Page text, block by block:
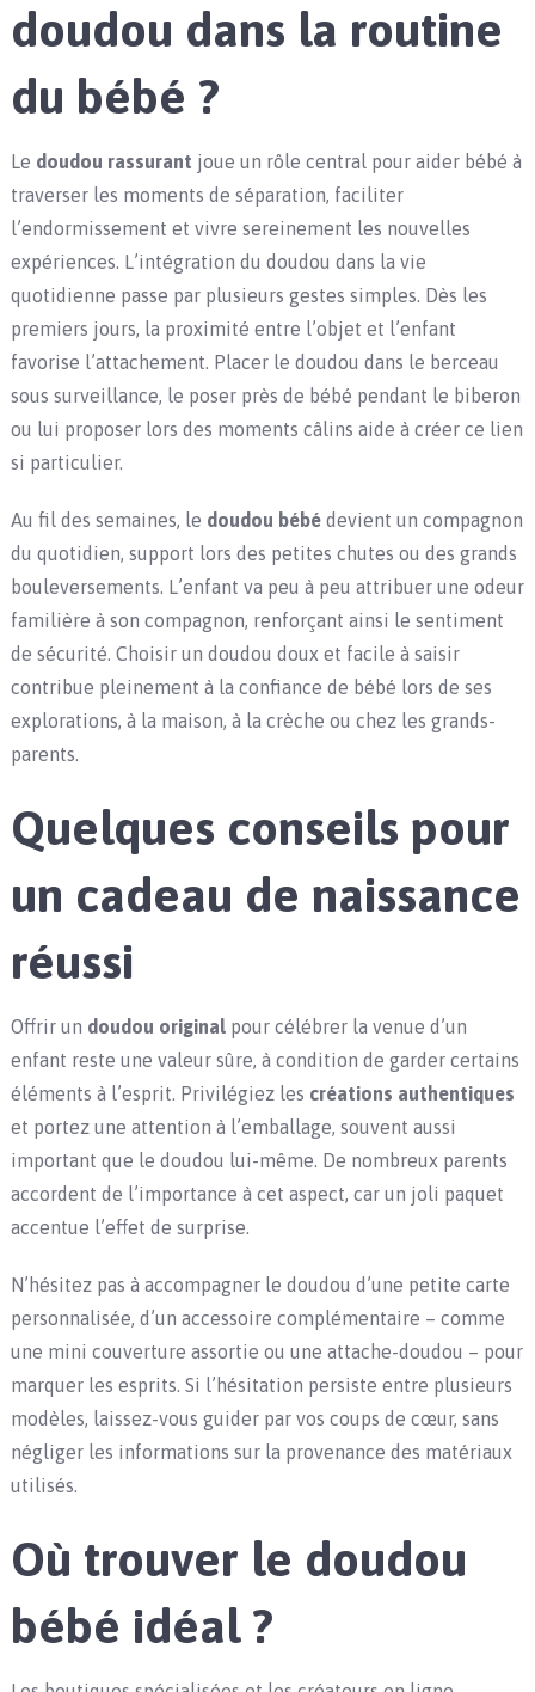
doudou dans la routine
du bébé ?
Le doudou rassurant joue un rôle central pour aider bébé à
traverser les moments de séparation, faciliter
l’endormissement et vivre sereinement les nouvelles
expériences. L’intégration du doudou dans la vie
quotidienne passe par plusieurs gestes simples. Dès les
premiers jours, la proximité entre l’objet et l’enfant
favorise l’attachement. Placer le doudou dans le berceau
sous surveillance, le poser près de bébé pendant le biberon
ou lui proposer lors des moments câlins aide à créer ce lien
si particulier.
Au fil des semaines, le doudou bébédevient un compagnon
du quotidien, support lors des petites chutes ou des grands
bouleversements. L’enfant va peu à peu attribuer une odeur
familière à son compagnon, renforçant ainsi le sentiment
de sécurité. Choisir un doudou doux et facile à saisir
contribue pleinement à la confiance de bébé lors de ses
explorations, à la maison, à la crèche ou chez les grands-
parents.
Quelques conseils pour
un cadeau de naissance
réussi
Offrir un doudou originalpour célébrer la venue d’un
enfant reste une valeur sûre, à condition de garder certains
éléments à l’esprit. Privilégiez les créations authentiques
et portez une attention à l’emballage, souvent aussi
important que le doudou lui-même. De nombreux parents
accordent de l’importance à cet aspect, car un joli paquet
accentue l’effet de surprise.
N’hésitez pas à accompagner le doudou d’une petite carte
personnalisée, d’un accessoire complémentaire – comme
une mini couverture assortie ou une attache-doudou – pour
marquer les esprits. Si l’hésitation persiste entre plusieurs
modèles, laissez-vous guider par vos coups de cœur, sans
négliger les informations sur la provenance des matériaux
utilisés.
Où trouver le doudou
bébé idéal ?